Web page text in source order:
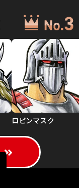
ロビンマスク